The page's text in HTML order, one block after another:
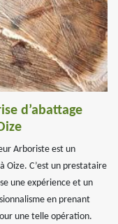
d’abattage
Arboriste est un
Oize. C’est un prestataire
une expérience et un
en prenant
une telle opération.